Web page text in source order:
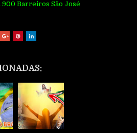
900 Barreiros São José